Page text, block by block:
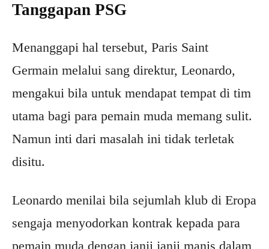
Tanggapan PSG
Menanggapi hal tersebut, Paris Saint
Germain melalui sang direktur, Leonardo,
mengakui bila untuk mendapat tempat di tim
utama bagi para pemain muda memang sulit.
Namun inti dari masalah ini tidak terletak
disitu.
Leonardo menilai bila sejumlah klub di Eropa
sengaja menyodorkan kontrak kepada para
pemain muda dengan janji janji manis dalam